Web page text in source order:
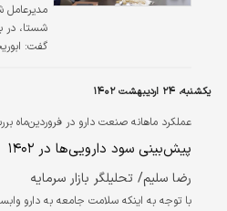
مدیرعامل
شستا، در
گفت:
یکشنبه، ۲۴ اردیبهشت ۱۴۰۲
عملکرد ماهانه صنعت دارو در فروردین‌ماه
پیش‌بینی سود دارویی‌ها در ۱۴۰۲
رضا سلیم/ تحلیلگر بازار سرمایه
با توجه به اینکه سلامت جامعه به دارو